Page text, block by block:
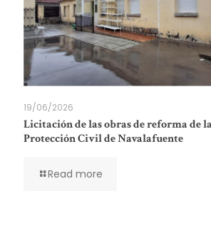
19/06/2026
Licitación de las obras de reforma de
Protección Civil de Navalafuente
Read more